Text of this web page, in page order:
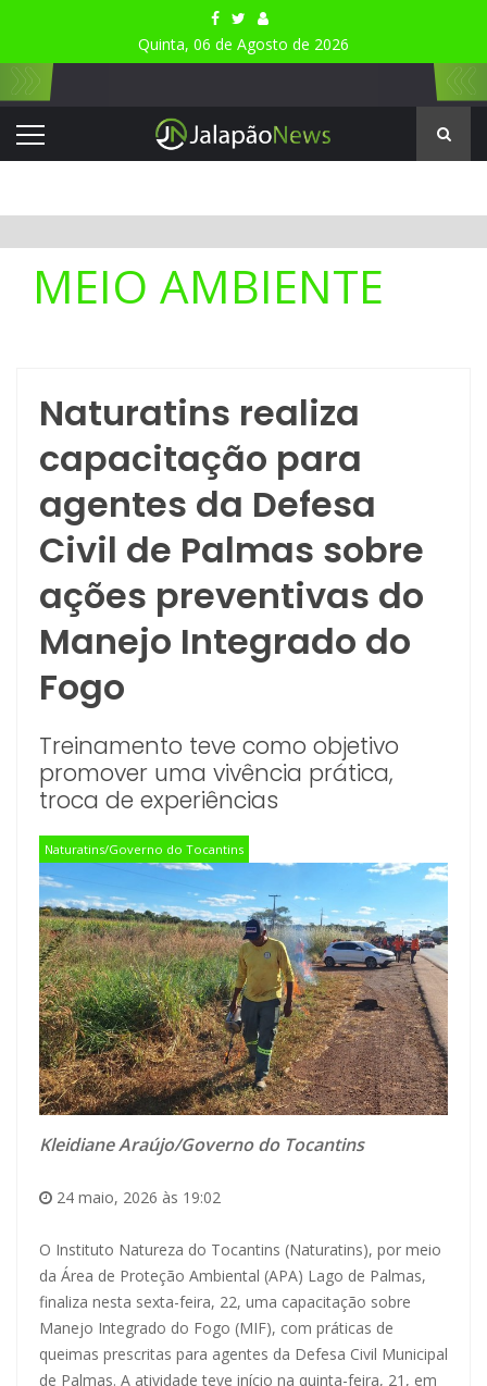
Quinta, 06 de Agosto de 2026
MEIO AMBIENTE
Naturatins realiza
capacitação para
agentes da Defesa
Civil de Palmas sobre
ações preventivas do
Manejo Integrado do
Fogo
Treinamento teve como objetivo
promover uma vivência prática,
troca de experiências
Naturatins/Governo do Tocantins
Kleidiane Araújo/Governo do Tocantins
24 maio, 2026 às 19:02
O Instituto Natureza do Tocantins (Naturatins), por meio
da Área de Proteção Ambiental (APA) Lago de Palmas,
finaliza nesta sexta-feira, 22, uma capacitação sobre
Manejo Integrado do Fogo (MIF), com práticas de
queimas prescritas para agentes da Defesa Civil Municipal
de Palmas. A atividade teve início na quinta-feira, 21, em